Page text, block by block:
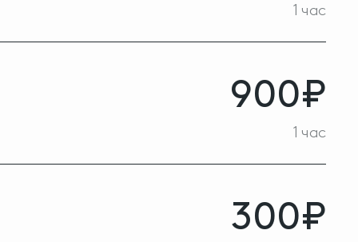
1 час
900₽
1 час
300₽